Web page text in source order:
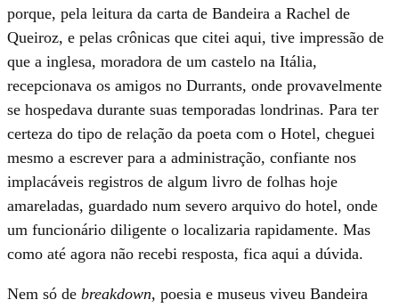
porque, pela leitura da carta de Bandeira a Rachel de
Queiroz, e pelas crônicas que citei aqui, tive impressão de
que a inglesa, moradora de um castelo na Itália,
recepcionava os amigos no Durrants, onde provavelmente
se hospedava durante suas temporadas londrinas. Para ter
certeza do tipo de relação da poeta com o Hotel, cheguei
mesmo a escrever para a administração, confiante nos
implacáveis registros de algum livro de folhas hoje
amareladas, guardado num severo arquivo do hotel, onde
um funcionário diligente o localizaria rapidamente. Mas
como até agora não recebi resposta, fica aqui a dúvida.
Nem só de breakdown, poesia e museus viveu Bandeira